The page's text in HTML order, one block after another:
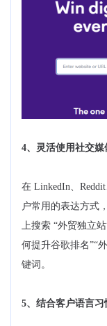
4、灵活使用社交
在 LinkedIn、
户常用的表达方式
上搜索 “外贸独立
何提升谷歌排名”“
键词。
5、结合客户语言习